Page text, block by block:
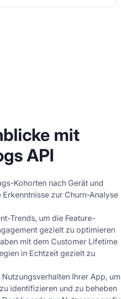
mit
API
Kohorten nach Gerät und
zur Churn-Analyse
Trends, um die Feature-
gezielt zu optimieren
mit dem Customer Lifetime
in Echtzeit gezielt zu
Ihrer App, um
identifizieren und zu beheben